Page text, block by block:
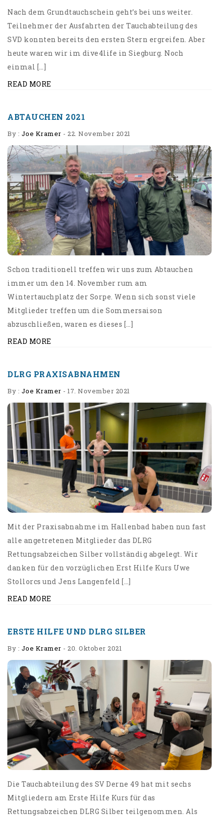
Nach dem Grundtauchschein geht’s bei uns weiter.
Teilnehmer der Ausfahrten der Tauchabteilung des
SVD konnten bereits den ersten Stern ergreifen. Aber
heute waren wir im dive4life in Siegburg. Noch
einmal […]
READ MORE
ABTAUCHEN 2021
By : Joe Kramer - 22. November 2021
Schon traditionell treffen wir uns zum Abtauchen
immer um den 14. November rum am
Wintertauchplatz der Sorpe. Wenn sich sonst viele
Mitglieder treffen um die Sommersaison
abzuschließen, waren es dieses […]
READ MORE
DLRG PRAXISABNAHMEN
By : Joe Kramer - 17. November 2021
Mit der Praxisabnahme im Hallenbad haben nun fast
alle angetretenen Mitglieder das DLRG
Rettungsabzeichen Silber vollständig abgelegt. Wir
danken für den vorzüglichen Erst Hilfe Kurs Uwe
Stollorcs und Jens Langenfeld […]
READ MORE
ERSTE HILFE UND DLRG SILBER
By : Joe Kramer - 20. Oktober 2021
Die Tauchabteilung des SV Derne 49 hat mit sechs
Mitgliedern am Erste Hilfe Kurs für das
Rettungsabzeichen DLRG Silber teilgenommen. Als